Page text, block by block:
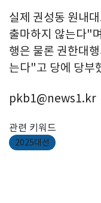
실제 권성동 원내
출마하지 않는다"
행은 물론 권한대
는다"고 당에 당부
pkb1@news1.kr
관련 키워드
2025대선